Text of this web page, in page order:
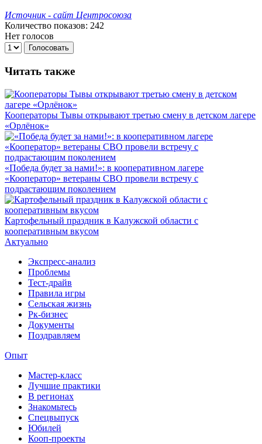
Источник - сайт Центросоюза
Количество показов: 242
Нет голосов
Голосовать
Читать также
Кооператоры Тывы открывают третью смену в детском лагере
«Орлёнок»
«Победа будет за нами!»: в кооперативном лагере
«Кооператор» ветераны СВО провели встречу с
подрастающим поколением
Картофельный праздник в Калужской области с
кооперативным вкусом
Актуально
Экспресс-анализ
Проблемы
Тест-драйв
Правила игры
Сельская жизнь
Рк-бизнес
Документы
Поздравляем
Опыт
Мастер-класс
Лучшие практики
В регионах
Знакомьтесь
Спецвыпуск
Юбилей
Кооп-проекты